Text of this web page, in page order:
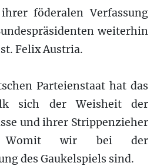
föderalen Verfassung
weiterhin
Felix Austria.
Parteienstaat hat das
sich der Weisheit der
und ihrer Strippenzieher
Womit wir bei der
des Gaukelspiels sind.